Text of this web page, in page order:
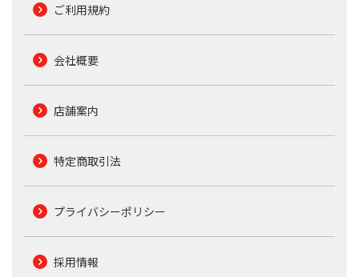
ご利用規約
会社概要
店舗案内
特定商取引法
プライバシーポリシー
採用情報